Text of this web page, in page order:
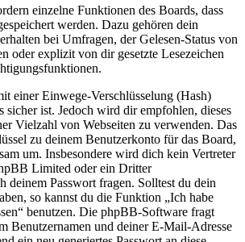
einzelne Funktionen des Boards, dass
werden. Dazu gehören dein
bei Umfragen, der Gelesen-Status von
oder explizit von dir gesetzte Lesezeichen
einer Einwege-Verschlüsselung (Hash)
sicher ist. Jedoch wird dir empfohlen, dieses
Vielzahl von Webseiten zu verwenden. Das
zu deinem Benutzerkonto für das Board,
um. Insbesondere wird dich kein Vertreter
Limited oder ein Dritter
deinem Passwort fragen. Solltest du dein
so kannst du die Funktion „Ich habe
benutzen. Die phpBB-Software fragt
Benutzernamen und deiner E-Mail-Adresse